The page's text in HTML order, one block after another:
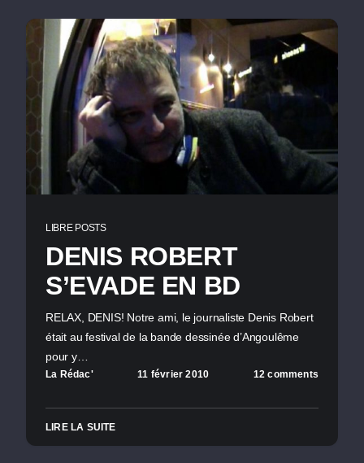
LIBRE POSTS
DENIS ROBERT
S’EVADE EN BD
RELAX, DENIS! Notre ami, le journaliste Denis Robert
était au festival de la bande dessinée d’Angoulême
pour y…
La Rédac' 11 février 2010 12 comments
LIRE LA SUITE